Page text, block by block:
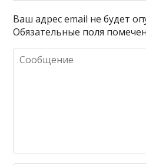
Ваш адрес email не будет
Обязательные поля